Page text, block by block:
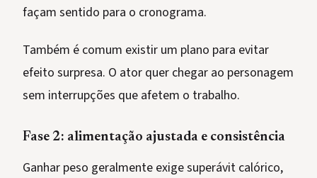
façam sentido para o cronograma.
Também é comum existir um plano para evitar
efeito surpresa. O ator quer chegar ao personagem
sem interrupções que afetem o trabalho.
Fase 2: alimentação ajustada e consistência
Ganhar peso geralmente exige superávit calórico,